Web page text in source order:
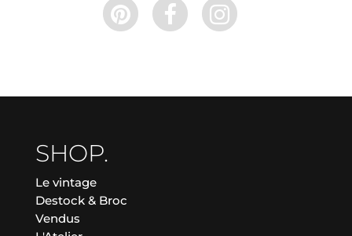
SHOP.
Le vintage
Destock & Broc
Vendus